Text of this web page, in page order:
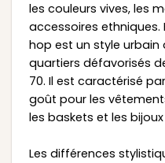
les couleurs vives, les
accessoires ethniques.
hop est un style urbain
quartiers défavorisés
70. Il est caractérisé
goût pour les
les baskets et les bijoux
Les différences